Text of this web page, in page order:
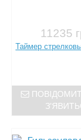
11235
Таймер